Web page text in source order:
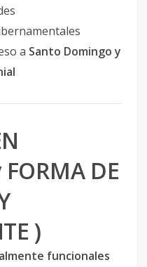
a Santo Domingo y
FORMA DE
)
funcionales